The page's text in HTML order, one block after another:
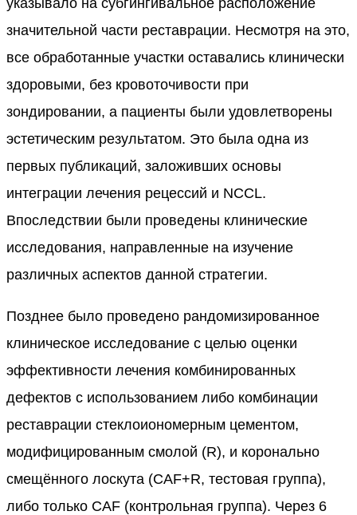
значительной части реставрации. Несмотря на это,
все обработанные участки оставались клинически
здоровыми, без кровоточивости при
зондировании, а пациенты были удовлетворены
эстетическим результатом. Это была одна из
первых публикаций, заложивших основы
интеграции лечения рецессий и NCCL.
Впоследствии были проведены клинические
исследования, направленные на изучение
различных аспектов данной стратегии.
Позднее было проведено рандомизированное
клиническое исследование с целью оценки
эффективности лечения комбинированных
дефектов с использованием либо комбинации
реставрации стеклоиономерным цементом,
модифицированным смолой (R), и коронально
смещённого лоскута (CAF+R, тестовая группа),
либо только CAF (контрольная группа). Через 6